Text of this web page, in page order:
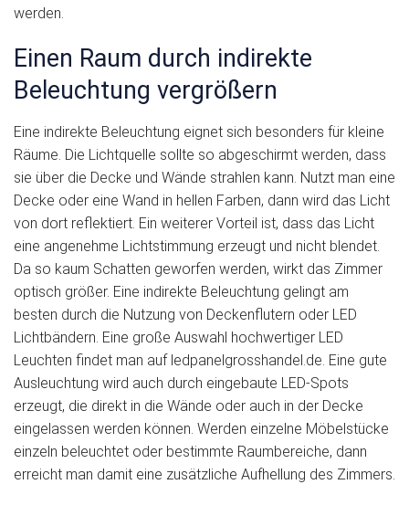
werden.
Einen Raum durch indirekte
Beleuchtung vergrößern
Eine indirekte Beleuchtung eignet sich besonders für kleine
Räume. Die Lichtquelle sollte so abgeschirmt werden, dass
sie über die Decke und Wände strahlen kann. Nutzt man eine
Decke oder eine Wand in hellen Farben, dann wird das Licht
von dort reflektiert. Ein weiterer Vorteil ist, dass das Licht
eine angenehme Lichtstimmung erzeugt und nicht blendet.
Da so kaum Schatten geworfen werden, wirkt das Zimmer
optisch größer. Eine indirekte Beleuchtung gelingt am
besten durch die Nutzung von Deckenflutern oder LED
Lichtbändern. Eine große Auswahl hochwertiger LED
Leuchten findet man auf ledpanelgrosshandel.de. Eine gute
Ausleuchtung wird auch durch eingebaute LED-Spots
erzeugt, die direkt in die Wände oder auch in der Decke
eingelassen werden können. Werden einzelne Möbelstücke
einzeln beleuchtet oder bestimmte Raumbereiche, dann
erreicht man damit eine zusätzliche Aufhellung des Zimmers.